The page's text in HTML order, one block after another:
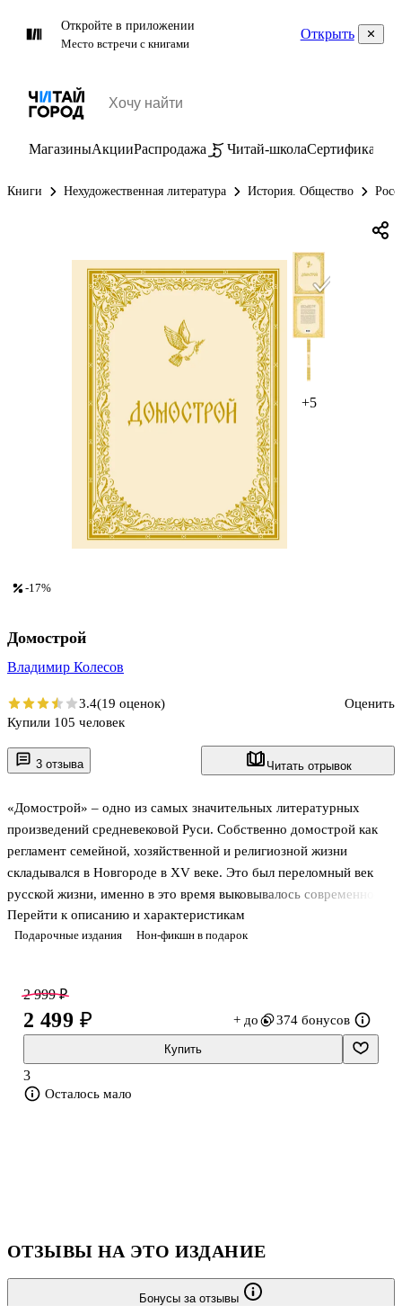
Откройте в приложении
Место встречи с книгами
Открыть
МагазиныАкцииРаспродажа Читай-школаСертификаты
Книги Нехудожественная литература История. Общество
+5
3 отзыва Читать отрывок
Подарочные издания Нон-фикшн в подарок
«Домострой» – одно из самых значительных литературных
произведений средневековой Руси. Собственно домострой как
регламент семейной, хозяйственной и религиозной жизни
складывался в Новгороде в XV веке. Это был переломный век
русской жизни, именно в это время выковывалось современное
русское мировоззрение, заложенное в генной памяти народа.
Текст «Домостроя» — великий памятник русской письменности
хозяйственной деятельности домовладыки постоянно
пополнялись. Так образовалась книга, повествующая «о
духовном строении», «о мирском строении», «о домовном
строении». Композиция «Домо
Перейти к описанию и характеристикам
-17%
Домострой
Владимир Колесов
3.4(19 оценок)
Оценить
Купили 105 человек
2 999 ₽
2 499 ₽ + до 374 бонусов
Купить
3
Осталось мало
ОТЗЫВЫ НА ЭТО ИЗДАНИЕ
Бонусы за отзывы